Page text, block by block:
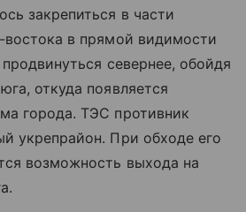
закрепиться в части
в прямой видимости
севернее, обойдя
откуда появляется
города. ТЭС противник
укрепрайон. При обходе его
возможность выхода на